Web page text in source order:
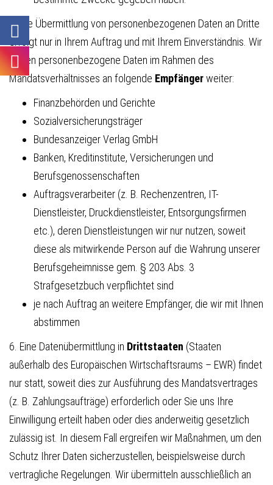
5. Die Übermittlung von personenbezogenen Daten an Dritte
erfolgt nur in Ihrem Auftrag und mit Ihrem Einverständnis. Wir
geben personenbezogene Daten im Rahmen des
Mandatsverhältnisses an folgende Empfängerweiter:
Finanzbehörden und Gerichte
Sozialversicherungsträger
Bundesanzeiger Verlag GmbH
Banken, Kreditinstitute, Versicherungen und
Berufsgenossenschaften
Auftragsverarbeiter (z. B. Rechenzentren, IT-
Dienstleister, Druckdienstleister, Entsorgungsfirmen
etc.), deren Dienstleistungen wir nur nutzen, soweit
diese als mitwirkende Person auf die Wahrung unserer
Berufsgeheimnisse gem. § 203 Abs. 3
Strafgesetzbuch verpflichtet sind
je nach Auftrag an weitere Empfänger, die wir mit Ihnen
abstimmen
6. Eine Datenübermittlung in Drittstaaten (Staaten
außerhalb des Europäischen Wirtschaftsraums – EWR) findet
nur statt, soweit dies zur Ausführung des Mandatsvertrages
(z. B. Zahlungsaufträge) erforderlich oder Sie uns Ihre
Einwilligung erteilt haben oder dies anderweitig gesetzlich
zulässig ist. In diesem Fall ergreifen wir Maßnahmen, um den
Schutz Ihrer Daten sicherzustellen, beispielsweise durch
vertragliche Regelungen. Wir übermitteln ausschließlich an